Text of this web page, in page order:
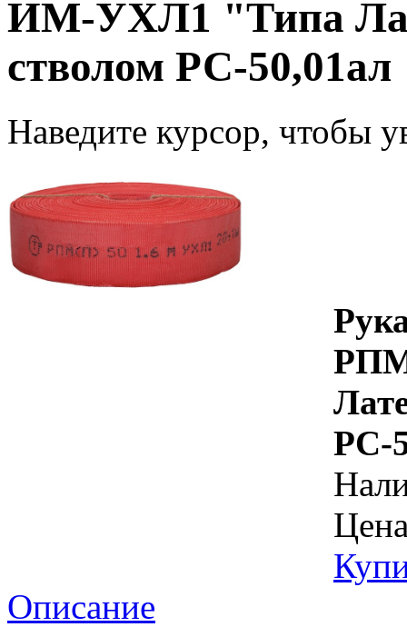
ИМ-УХЛ1 "Типа
стволом РС-50,01ал
Наведите курсор, чтобы
РС-
Описание